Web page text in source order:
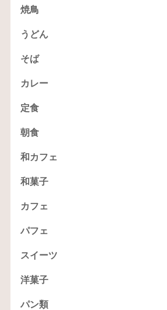
焼鳥
うどん
そば
カレー
定食
朝食
和カフェ
和菓子
カフェ
パフェ
スイーツ
洋菓子
パン類